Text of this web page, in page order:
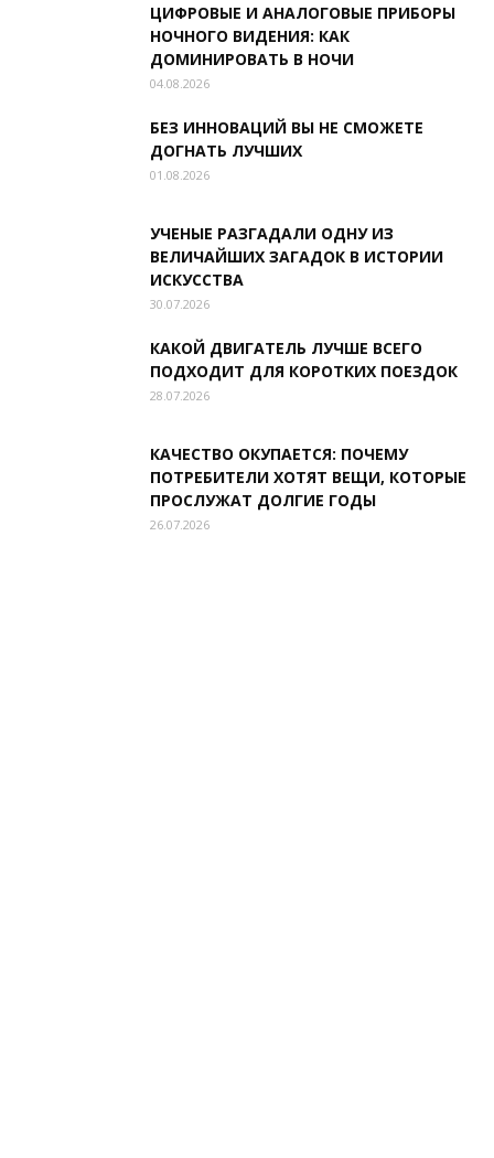
ЦИФРОВЫЕ И АНАЛОГОВЫЕ ПРИБОРЫ
НОЧНОГО ВИДЕНИЯ: КАК
ДОМИНИРОВАТЬ В НОЧИ
04.08.2026
БЕЗ ИННОВАЦИЙ ВЫ НЕ СМОЖЕТЕ
ДОГНАТЬ ЛУЧШИХ
01.08.2026
УЧЕНЫЕ РАЗГАДАЛИ ОДНУ ИЗ
ВЕЛИЧАЙШИХ ЗАГАДОК В ИСТОРИИ
ИСКУССТВА
30.07.2026
КАКОЙ ДВИГАТЕЛЬ ЛУЧШЕ ВСЕГО
ПОДХОДИТ ДЛЯ КОРОТКИХ ПОЕЗДОК
28.07.2026
КАЧЕСТВО ОКУПАЕТСЯ: ПОЧЕМУ
ПОТРЕБИТЕЛИ ХОТЯТ ВЕЩИ, КОТОРЫЕ
ПРОСЛУЖАТ ДОЛГИЕ ГОДЫ
26.07.2026